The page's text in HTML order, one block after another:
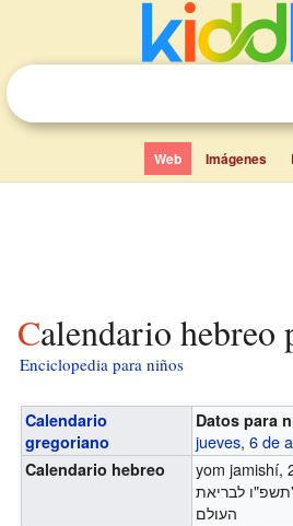
Web Imágenes
Calendario
Enciclopedia para niños
Calendario
gregoriano
Datos para
jueves,6 de
Calendario hebreo yom jamishí,
לבריאת
העולם